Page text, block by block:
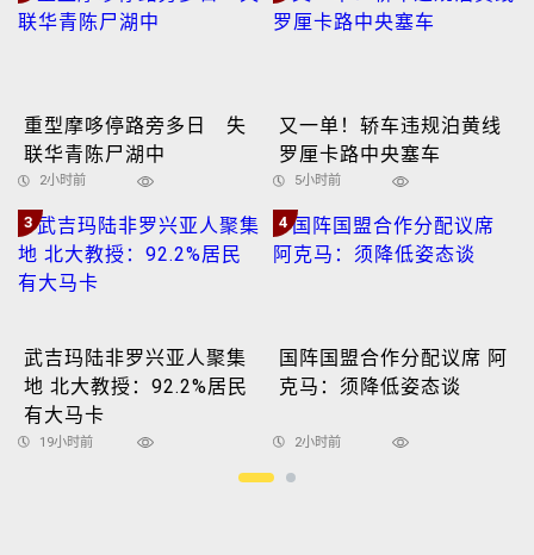
重型摩哆停路旁多日 失
联华青陈尸湖中
2小时前
又一单！轿车违规泊黄线
罗厘卡路中央塞车
5小时前
3
武吉玛陆非罗兴亚人聚集
地 北大教授：92.2%居民
有大马卡
19小时前
4
国阵国盟合作分配议席 阿
克马：须降低姿态谈
2小时前